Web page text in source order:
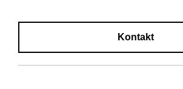
Kontakt